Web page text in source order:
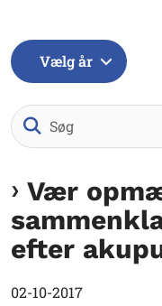
Vælg år
Vær
efter
02-10-2017